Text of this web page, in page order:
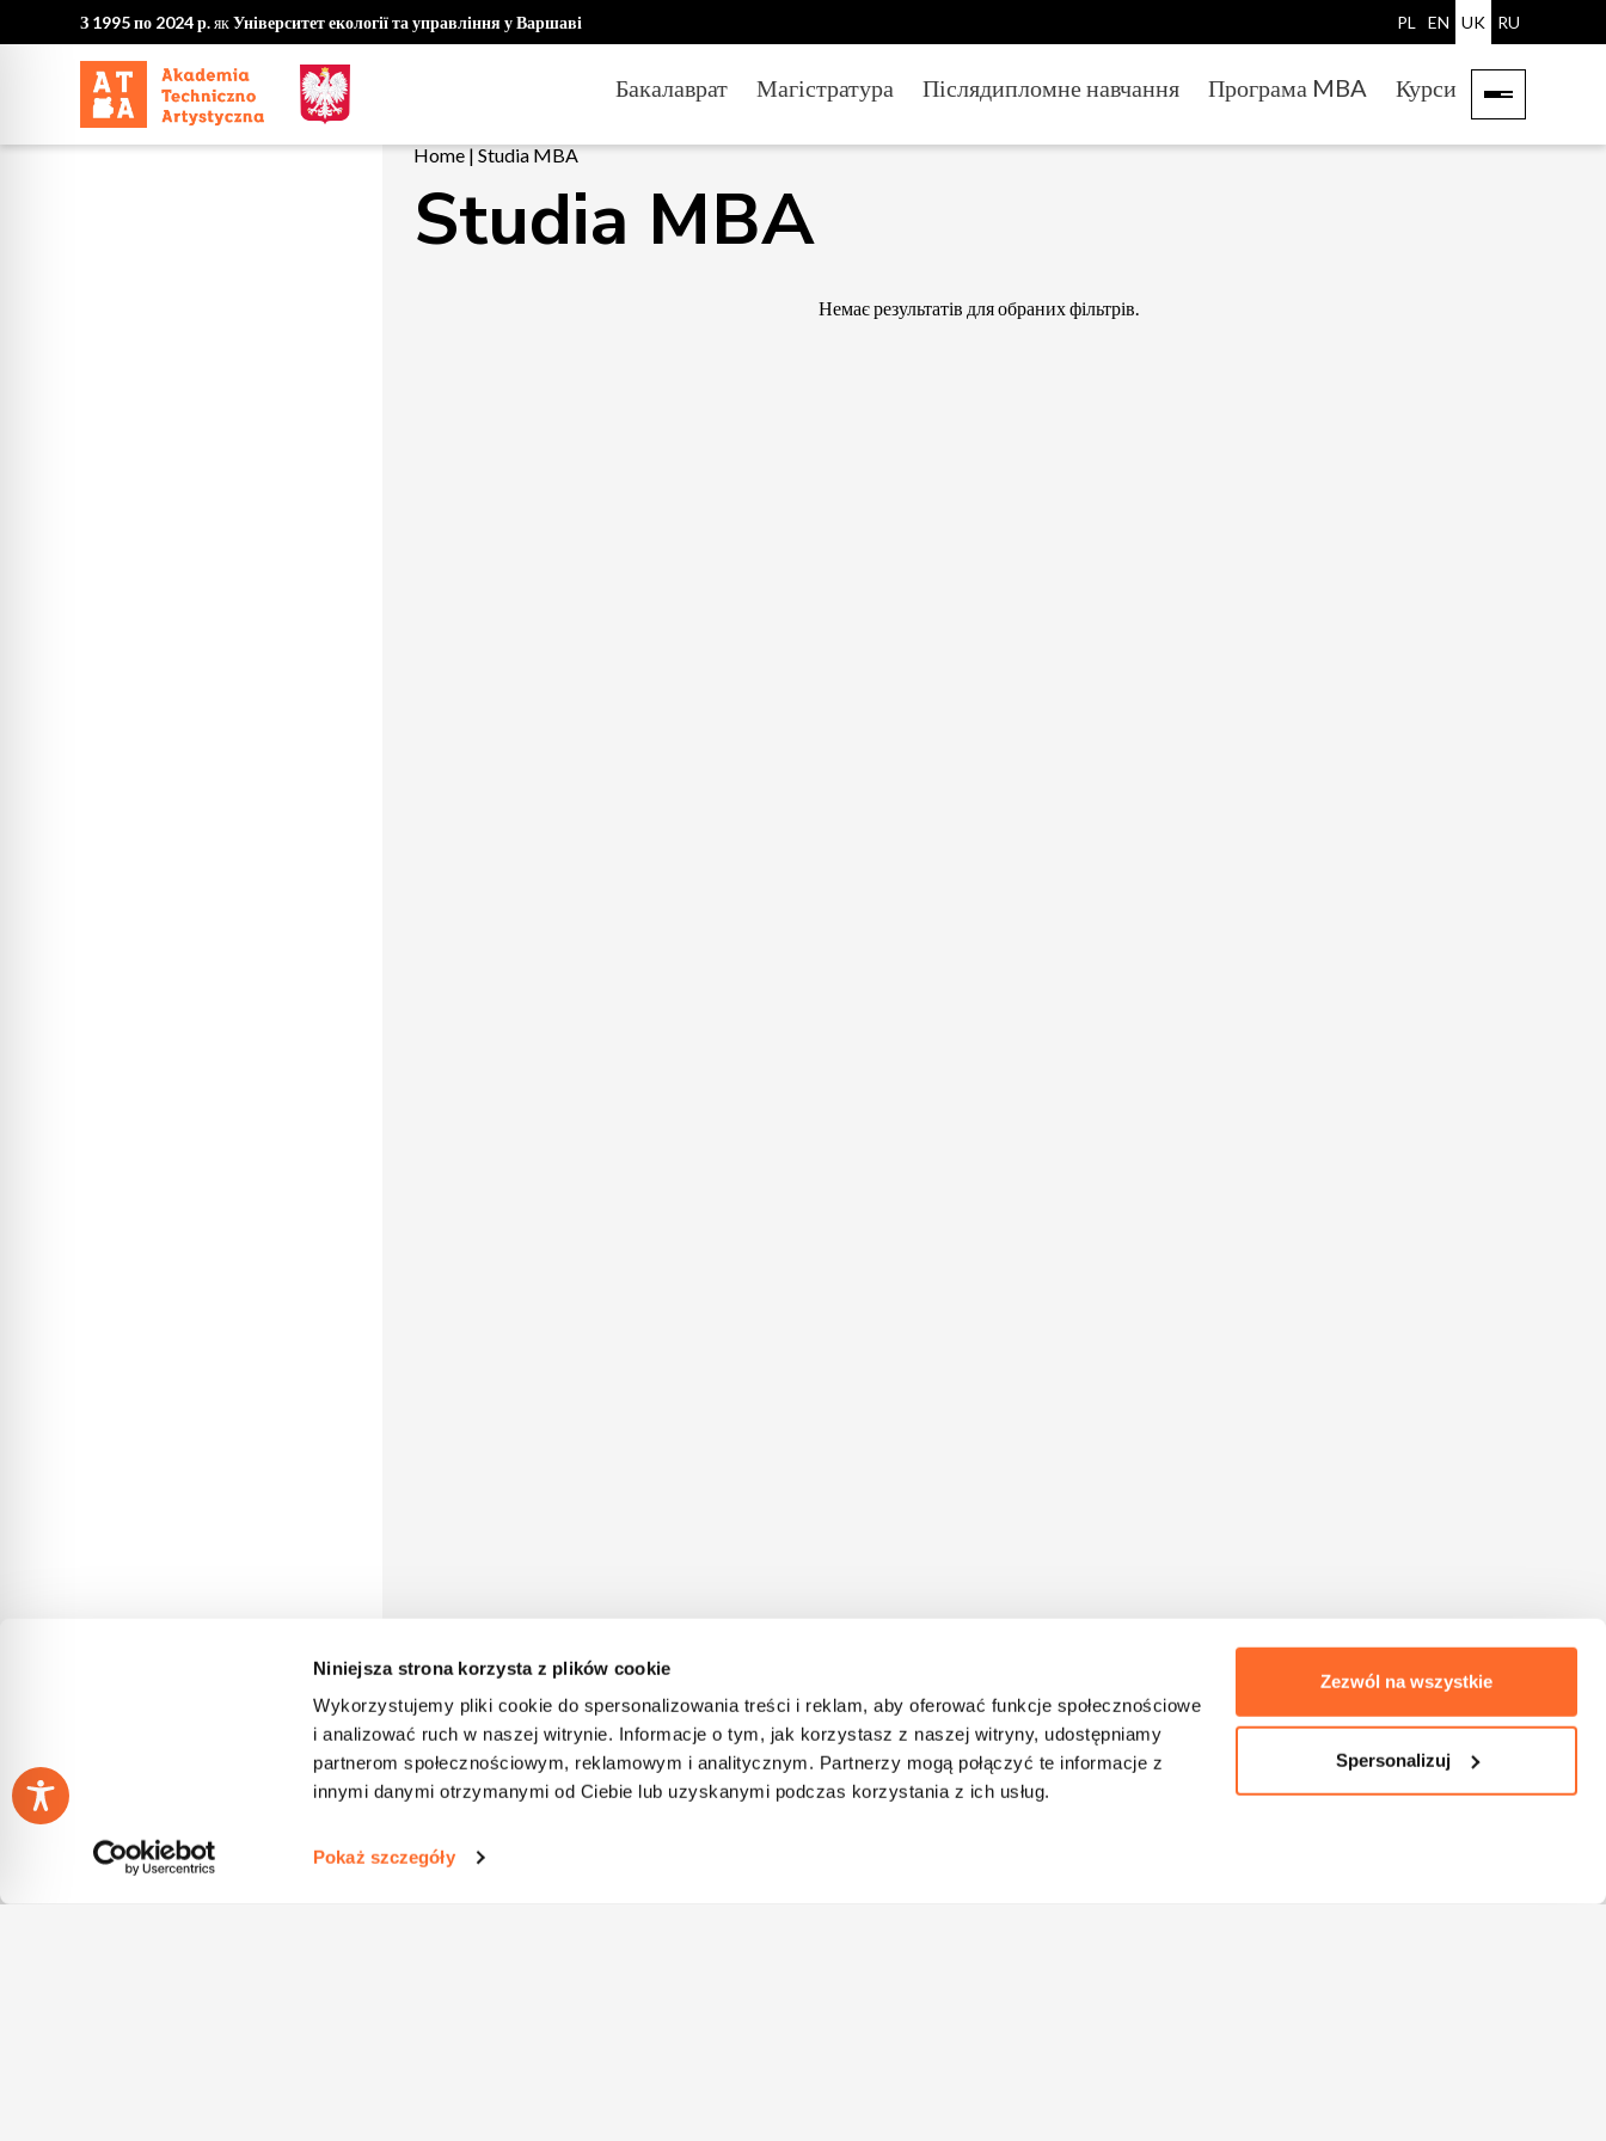
Niniejsza strona korzysta z plików cookie
Wykorzystujemy pliki cookie do spersonalizowania treści i reklam, aby oferować funkcje społecznościowe
i analizować ruch w naszej witrynie. Informacje o tym, jak korzystasz z naszej witryny, udostępniamy
partnerom społecznościowym, reklamowym i analitycznym. Partnerzy mogą połączyć te informacje z
innymi danymi otrzymanymi od Ciebie lub uzyskanymi podczas korzystania z ich usług.
Pokaż szczegóły
Zezwól na wszystkie
Spersonalizuj
З 1995 по 2024 р.якУніверситет екології та управління у Варшаві PL EN UK RU
Бакалаврат Магістратура Післядипломне навчання Програма MBA Курси
Home|Studia MBA
Studia MBA
Немає результатів для обраних фільтрів.